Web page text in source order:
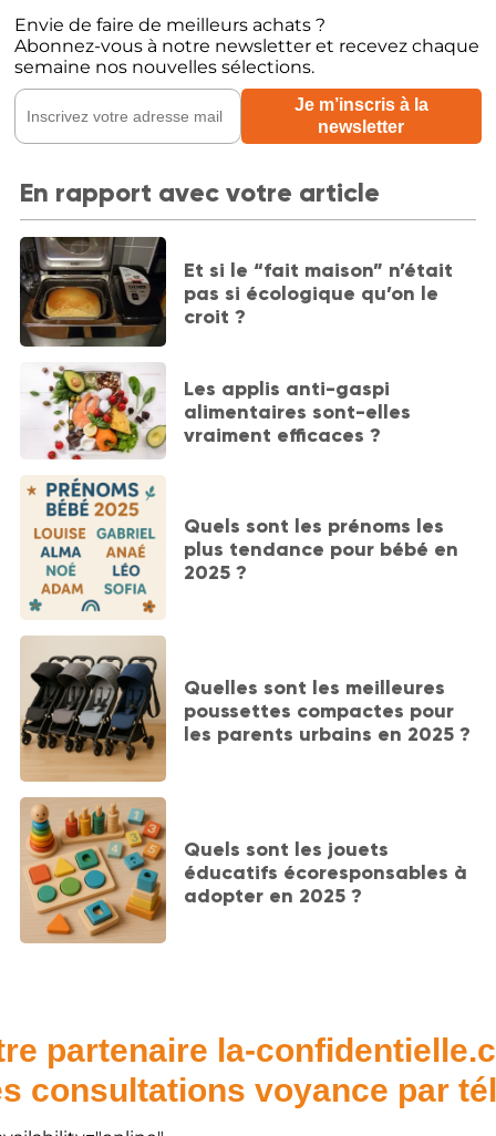
Envie de faire de meilleurs achats ?
Abonnez-vous à notre newsletter et recevez chaque
semaine nos nouvelles sélections.
En rapport avec votre article
Et si le “fait maison” n’était
pas si écologique qu’on le
croit ?
Les applis anti-gaspi
alimentaires sont-elles
vraiment efficaces ?
Quels sont les prénoms les
plus tendance pour bébé en
2025 ?
Quelles sont les meilleures
poussettes compactes pour
les parents urbains en 2025 ?
Quels sont les jouets
éducatifs écoresponsables à
adopter en 2025 ?
partenaire la-
consultations voyance par